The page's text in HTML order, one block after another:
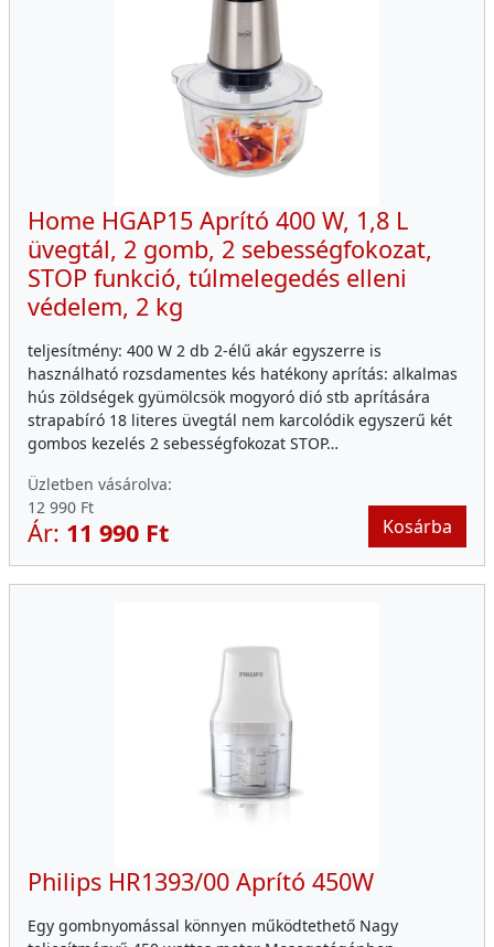
Home HGAP15 Aprító 400 W, 1,8 L
üvegtál, 2 gomb, 2 sebességfokozat,
STOP funkció, túlmelegedés elleni
védelem, 2 kg
teljesítmény: 400 W 2 db 2-élű akár egyszerre is
használható rozsdamentes kés hatékony aprítás: alkalmas
hús zöldségek gyümölcsök mogyoró dió stb aprítására
strapabíró 18 literes üvegtál nem karcolódik egyszerű két
gombos kezelés 2 sebességfokozat STOP…
Üzletben vásárolva:
12 990 Ft
Ár: 11 990 Ft Kosárba
Philips HR1393/00 Aprító 450W
Egy gombnyomással könnyen működtethető Nagy